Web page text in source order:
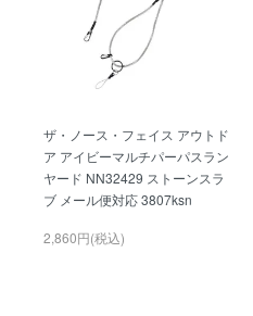
ザ・ノース・フェイス アウトド
ア アイビーマルチパーパスラン
ヤード NN32429 ストーンスラ
ブ メール便対応 3807ksn
2,860円(税込)